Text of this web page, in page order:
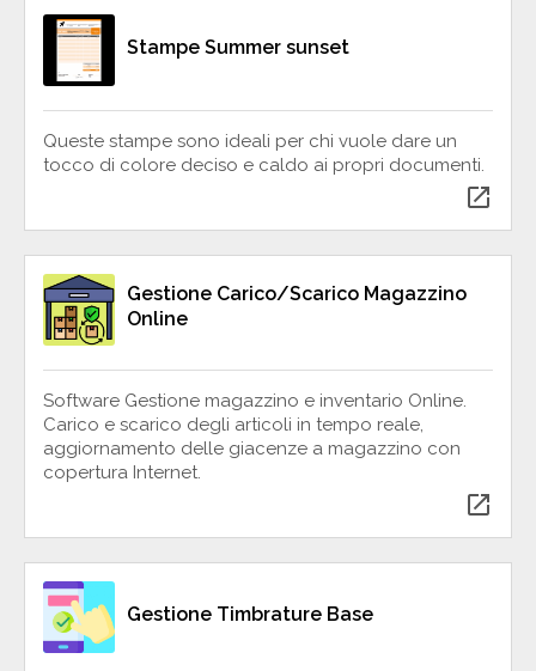
Stampe Summer sunset
Queste stampe sono ideali per chi vuole dare un
tocco di colore deciso e caldo ai propri documenti.
open_in_new
Gestione Carico/Scarico Magazzino
Online
Software Gestione magazzino e inventario Online.
Carico e scarico degli articoli in tempo reale,
aggiornamento delle giacenze a magazzino con
copertura Internet.
open_in_new
Gestione Timbrature Base